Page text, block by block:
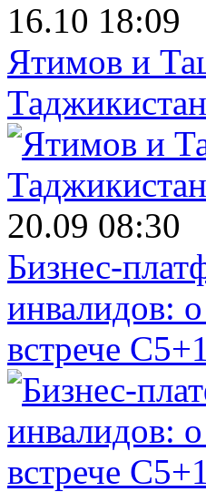
16.10 18:09
Ятимов и
20.09 08:30
Бизнес-
инвалидов:
встрече C5+1